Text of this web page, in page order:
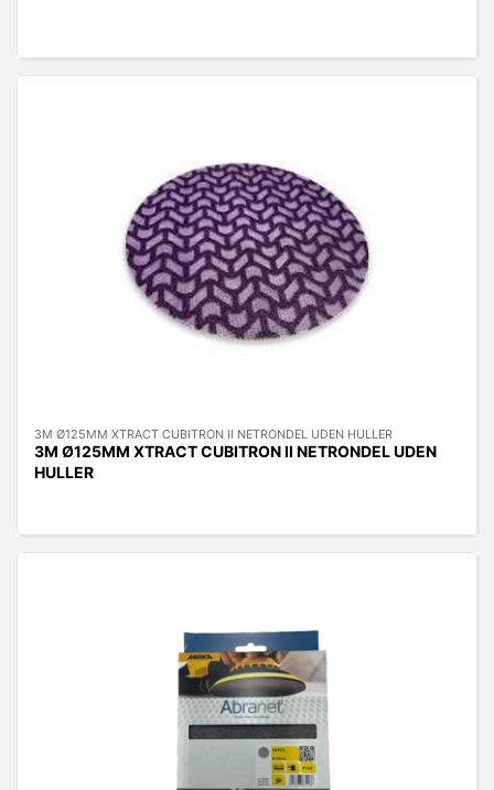
3M Ø125MM XTRACT CUBITRON II NETRONDEL UDEN HULLER
3M Ø125MM XTRACT CUBITRON II NETRONDEL UDEN
HULLER